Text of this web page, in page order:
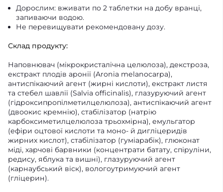
Дорослим: вживати по 2 таблетки на добу вранці,
запиваючи водою.
Не перевищувати рекомендовану дозу.
Склад продукту:
Наповнювач (мікрокристалічна целюлоза), декстроза,
екстракт плодів аронії (Aronia melanocarpa),
антиспікаючий агент (жирні кислоти), екстракт листя
та стебел шавлії (Salvia officinalis), глазуруючий агент
(гідроксипропілметилцелюлоза), антиспікаючий агент
(двоокис кремнію), стабілізатор (натрію
карбоксиметилцелюлоза трьохмірна), емульгатор
(ефіри оцтової кислоти та моно- й дигліцеридів
жирних кислот), стабілізатор (гуміарабік), глюконат
міді, харчові барвники (концентрати батату, спіруліни,
редису, яблука та вишні), глазуруючий агент
(карнаубський віск), вологоутримуючий агент
(гліцерин).